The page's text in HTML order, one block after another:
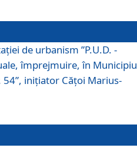
de urbanism ”P.U.D. -
împrejmuire, în
54”, inițiator Cățoi Marius-